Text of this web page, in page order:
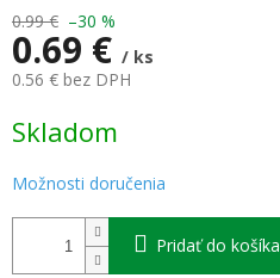
0.99 € –30 %
0.69 € / ks
0.56 € bez DPH
cena:
Skladom
Možnosti doručenia
Pridať do košíka